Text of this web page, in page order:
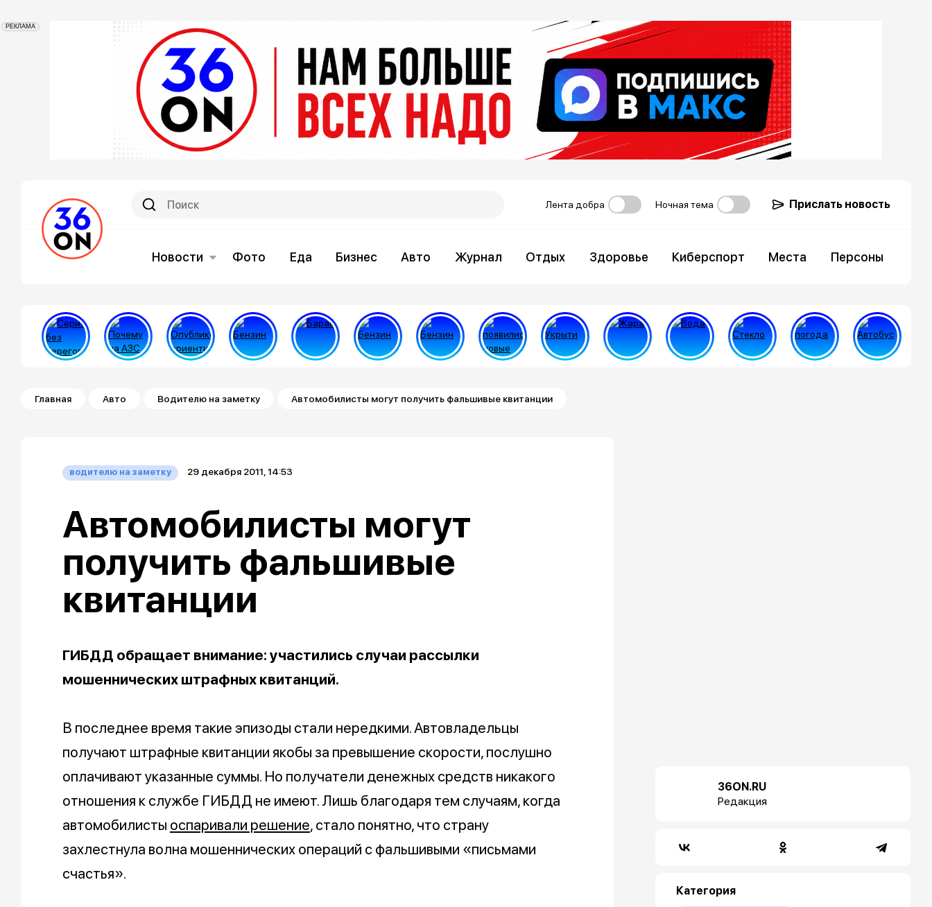
РЕКЛАМА
Лента добра Ночная тема Прислать новость
Новости Фото Еда Бизнес Авто Журнал Отдых Здоровье Киберспорт Места Персоны
Строка навигации
Главная Авто Водителю на заметку Автомобилисты могут получить фальшивые квитанции
водителю на заметку 29 декабря 2011, 14:53
Автомобилисты могут
получить фальшивые
квитанции
ГИБДД обращает внимание: участились случаи рассылки
мошеннических штрафных квитанций.
В последнее время такие эпизоды стали нередкими. Автовладельцы
получают штрафные квитанции якобы за превышение скорости, послушно
оплачивают указанные суммы. Но получатели денежных средств никакого
отношения к службе ГИБДД не имеют. Лишь благодаря тем случаям, когда
автомобилисты оспаривали решение, стало понятно, что страну
захлестнула волна мошеннических операций с фальшивыми «письмами
счастья».
36ON.RU
Редакция
Категория